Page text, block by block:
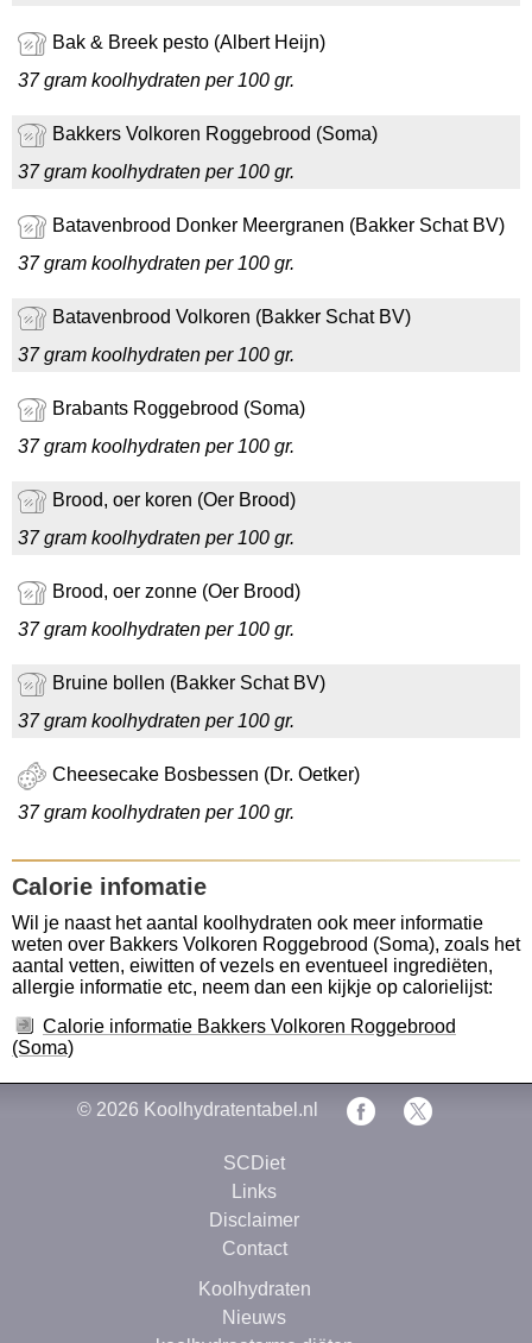
Bak & Breek pesto (Albert Heijn)
37 gram koolhydraten per 100 gr.
Bakkers Volkoren Roggebrood (Soma)
37 gram koolhydraten per 100 gr.
Batavenbrood Donker Meergranen (Bakker Schat BV)
37 gram koolhydraten per 100 gr.
Batavenbrood Volkoren (Bakker Schat BV)
37 gram koolhydraten per 100 gr.
Brabants Roggebrood (Soma)
37 gram koolhydraten per 100 gr.
Brood, oer koren (Oer Brood)
37 gram koolhydraten per 100 gr.
Brood, oer zonne (Oer Brood)
37 gram koolhydraten per 100 gr.
Bruine bollen (Bakker Schat BV)
37 gram koolhydraten per 100 gr.
Cheesecake Bosbessen (Dr. Oetker)
37 gram koolhydraten per 100 gr.
Calorie infomatie
Wil je naast het aantal koolhydraten ook meer informatie
weten over Bakkers Volkoren Roggebrood (Soma), zoals het
aantal vetten, eiwitten of vezels en eventueel ingrediëten,
allergie informatie etc, neem dan een kijkje op calorielijst:
Calorie informatie Bakkers Volkoren Roggebrood
(Soma)
© 2026 Koolhydratentabel.nl
SCDiet
Links
Disclaimer
Contact
Koolhydraten
Nieuws